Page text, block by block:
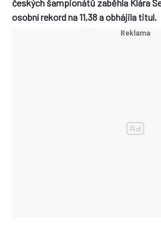
českých šampionátů zaběhla Klára
osobní rekord na 11,38 a obhájila titul.